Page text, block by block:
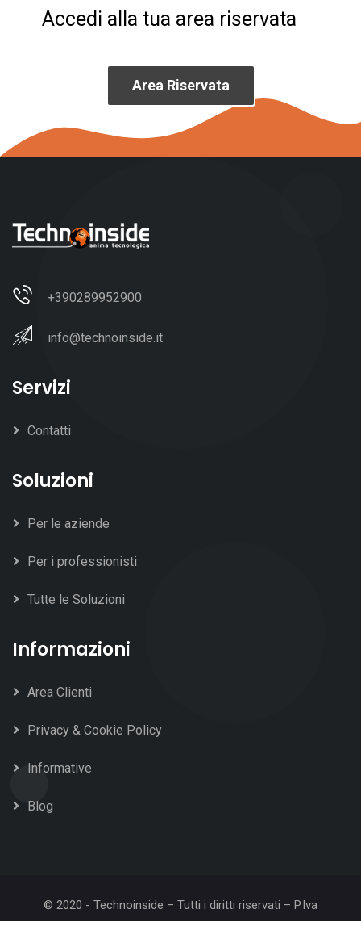
Accedi alla tua area riservata
Area Riservata
+390289952900
info@technoinside.it
Servizi
Contatti
Soluzioni
Per le aziende
Per i professionisti
Tutte le Soluzioni
Informazioni
Area Clienti
Privacy & Cookie Policy
Informative
Blog
© 2020 - Technoinside – Tutti i diritti riservati – P.Iva